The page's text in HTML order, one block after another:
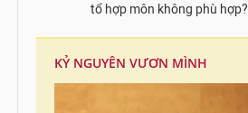
tổ hợp môn không phù hợp?
KỶ NGUYÊN VƯƠN MÌNH